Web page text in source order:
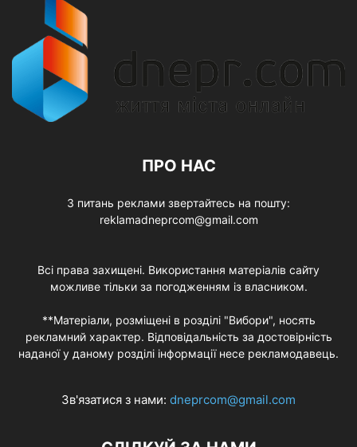
ПРО НАС
З питань реклами звертайтесь на пошту:
reklamadneprcom@gmail.com
Всі права захищені. Використання матеріалів сайту
можливе тільки за погодженням із власником.
**Матеріали, розміщені в розділі "Вибори", носять
рекламний характер. Відповідальність за достовірність
наданої у даному розділі інформації несе рекламодавець.
Зв'язатися з нами: dneprcom@gmail.com